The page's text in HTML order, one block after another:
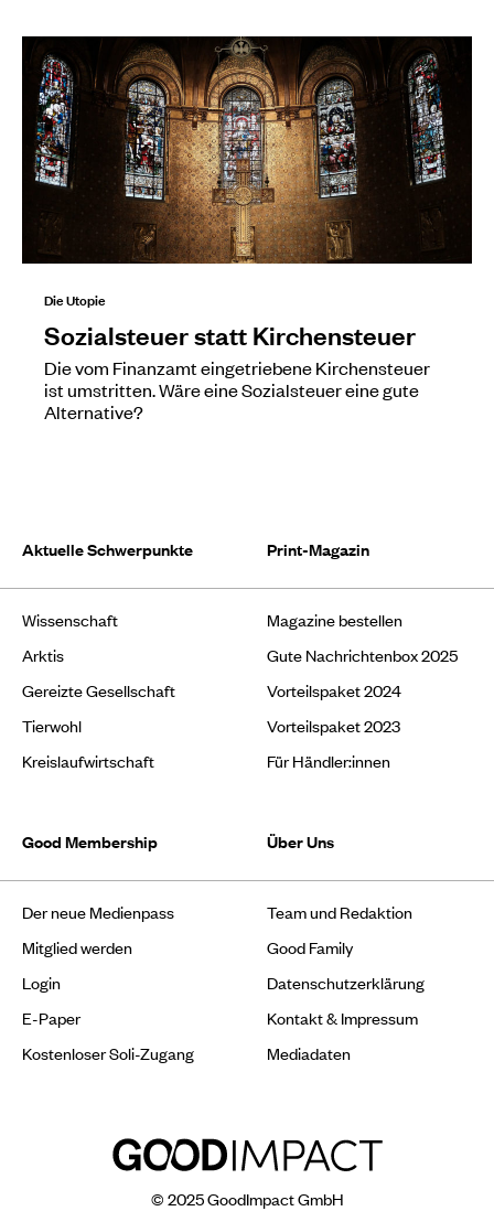
Die Utopie
Sozialsteuer statt Kirchensteuer
Die vom Finanzamt eingetriebene Kirchensteuer
ist umstritten. Wäre eine Sozialsteuer eine gute
Alternative?
Aktuelle Schwerpunkte
Wissenschaft
Arktis
Gereizte Gesellschaft
Tierwohl
Kreislaufwirtschaft
Print-Magazin
Magazine bestellen
Gute Nachrichtenbox 2025
Vorteilspaket 2024
Vorteilspaket 2023
Für Händler:innen
Good Membership
Der neue Medienpass
Mitglied werden
Login
E-Paper
Kostenloser Soli-Zugang
Über Uns
Team und Redaktion
Good Family
Datenschutzerklärung
Kontakt & Impressum
Mediadaten
© 2025 GoodImpact GmbH